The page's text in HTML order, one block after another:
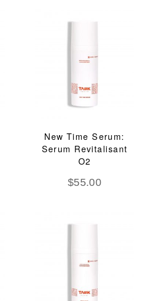
New Time Serum:
Serum Revitalisant
O2
$55.00